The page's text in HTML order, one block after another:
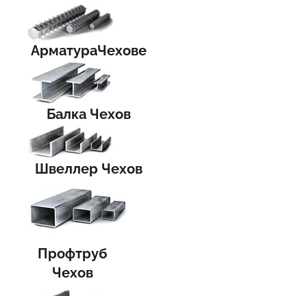
АрматураЧехове
Балка Чехов
Швеллер Чехов
Профтруб
Чехов